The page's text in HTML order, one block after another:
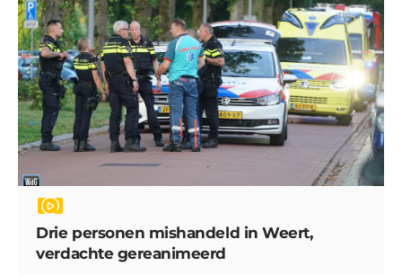
Drie personen mishandeld in Weert,
verdachte gereanimeerd